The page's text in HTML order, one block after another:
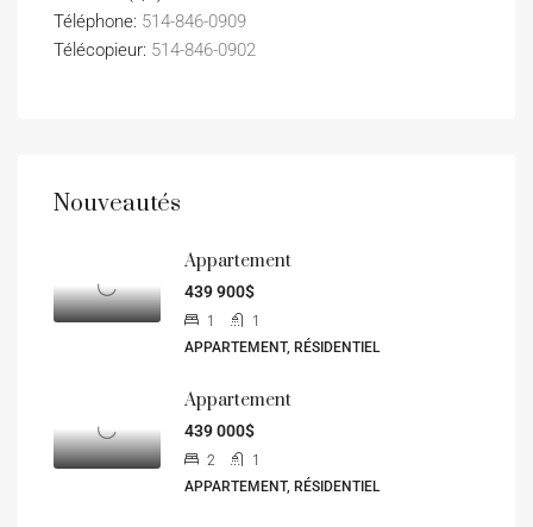
Téléphone: 514-846-0909
Télécopieur: 514-846-0902
Nouveautés
Appartement
439 900$
1
1
APPARTEMENT, RÉSIDENTIEL
Appartement
439 000$
2
1
APPARTEMENT, RÉSIDENTIEL